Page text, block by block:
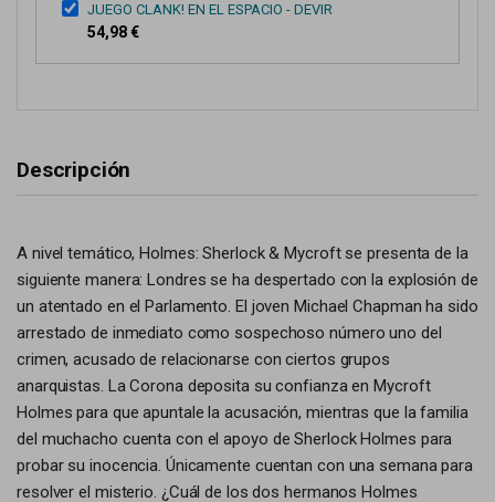
JUEGO CLANK! EN EL ESPACIO - DEVIR
54,98 €
Descripción
A nivel temático, Holmes: Sherlock & Mycroft se presenta de la
siguiente manera: Londres se ha despertado con la explosión de
un atentado en el Parlamento. El joven Michael Chapman ha sido
arrestado de inmediato como sospechoso número uno del
crimen, acusado de relacionarse con ciertos grupos
anarquistas. La Corona deposita su confianza en Mycroft
Holmes para que apuntale la acusación, mientras que la familia
del muchacho cuenta con el apoyo de Sherlock Holmes para
probar su inocencia. Únicamente cuentan con una semana para
resolver el misterio. ¿Cuál de los dos hermanos Holmes